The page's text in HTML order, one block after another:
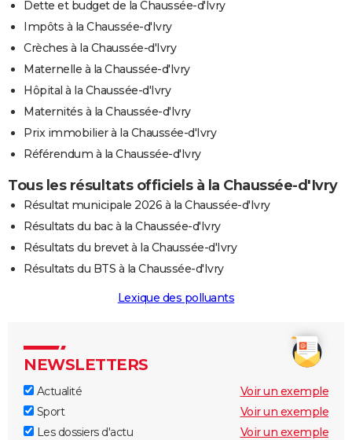
Dette et budget de la Chaussée-d'Ivry
Impôts à la Chaussée-d'Ivry
Crèches à la Chaussée-d'Ivry
Maternelle à la Chaussée-d'Ivry
Hôpital à la Chaussée-d'Ivry
Maternités à la Chaussée-d'Ivry
Prix immobilier à la Chaussée-d'Ivry
Référendum à la Chaussée-d'Ivry
Tous les résultats officiels à la Chaussée-d'Ivry
Résultat municipale 2026 à la Chaussée-d'Ivry
Résultats du bac à la Chaussée-d'Ivry
Résultats du brevet à la Chaussée-d'Ivry
Résultats du BTS à la Chaussée-d'Ivry
Lexique des polluants
NEWSLETTERS
Actualité
Voir un exemple
Sport
Voir un exemple
Les dossiers d'actu
Voir un exemple